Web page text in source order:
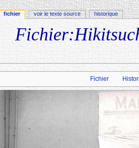
Aller à : navigation , rechercher
Fichier
fichier voir le texte source historique